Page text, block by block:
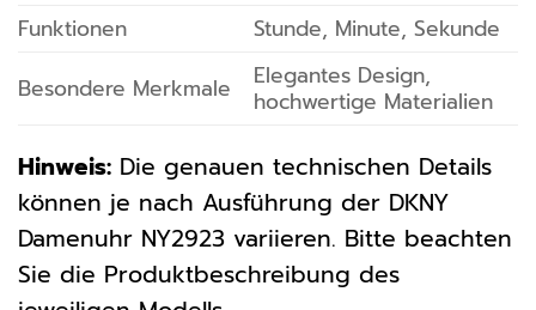
Funktionen
Stunde, Minute, Sekunde
Besondere Merkmale
Elegantes Design,
hochwertige Materialien
Hinweis: Die genauen technischen Details
können je nach Ausführung der DKNY
Damenuhr NY2923 variieren. Bitte beachten
Sie die Produktbeschreibung des